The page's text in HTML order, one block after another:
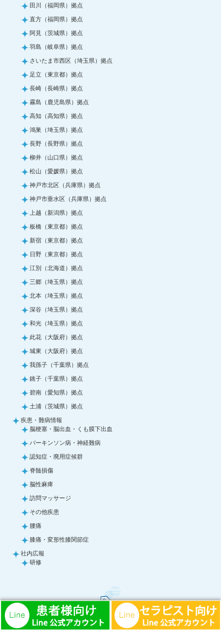
田川（福岡県）拠点
直方（福岡県）拠点
阿見（茨城県）拠点
羽島（岐阜県）拠点
さいたま市西区（埼玉県）拠点
足立（東京都）拠点
長崎（長崎県）拠点
霧島（鹿児島県）拠点
高知（高知県）拠点
鴻巣（埼玉県）拠点
長野（長野県）拠点
柳井（山口県）拠点
松山（愛媛県）拠点
神戸市北区（兵庫県）拠点
神戸市垂水区（兵庫県）拠点
上越（新潟県）拠点
板橋（東京都）拠点
新宿（東京都）拠点
日野（東京都）拠点
江別（北海道）拠点
三郷（埼玉県）拠点
北本（埼玉県）拠点
深谷（埼玉県）拠点
和光（埼玉県）拠点
此花（大阪府）拠点
城東（大阪府）拠点
我孫子（千葉県）拠点
銚子（千葉県）拠点
碧南（愛知県）拠点
土浦（茨城県）拠点
疾患・難病情報
脳梗塞・脳出血・くも膜下出血
パーキンソン病・神経難病
認知症・廃用症候群
脊髄損傷
脳性麻痺
訪問マッサージ
その他疾患
腰痛
膝痛・変形性膝関節症
社内広報
研修
キーワード